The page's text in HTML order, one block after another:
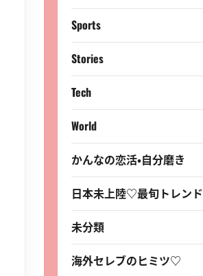
Sports
Stories
Tech
World
かんなの恋活・自分磨き
日本未上陸♡最旬トレンド
未分類
海外セレブのヒミツ♡